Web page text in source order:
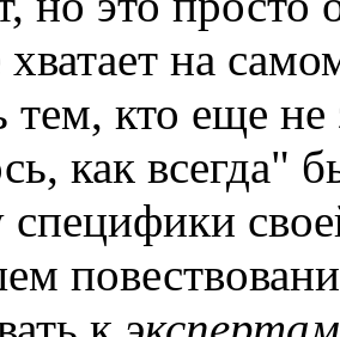
на
кто еще не
как всегда"